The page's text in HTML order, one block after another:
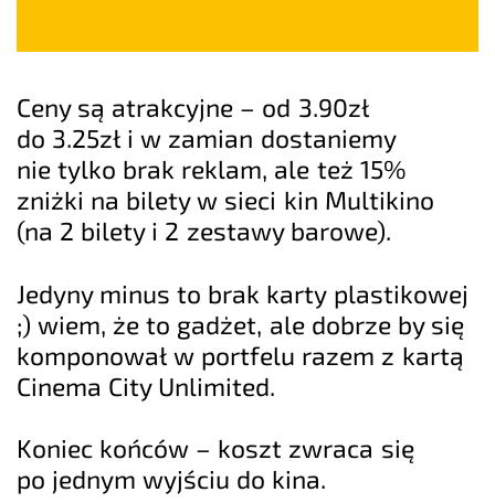
Ceny są atrakcyjne – od 3.90zł
do 3.25zł i w zamian dostaniemy
nie tylko brak reklam, ale też 15%
zniżki na bilety w sieci kin Multikino
(na 2 bilety i 2 zestawy barowe).
Jedyny minus to brak karty plastikowej
;) wiem, że to gadżet, ale dobrze by się
komponował w portfelu razem z kartą
Cinema City Unlimited.
Koniec końców – koszt zwraca się
po jednym wyjściu do kina.